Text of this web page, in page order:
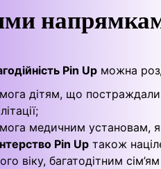
Pin Up можна
дітям, що постраждали
медичним установам,
Pin Up також
віку, багатодітним